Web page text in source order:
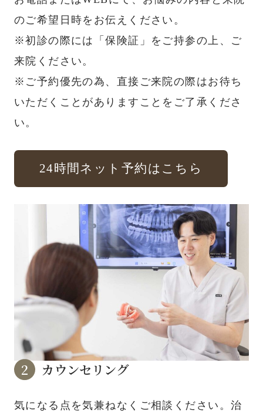
のご希望日時をお伝えください。
※初診の際には「保険証」をご持参の上、ご
来院ください。
※ご予約優先の為、直接ご来院の際はお待ち
いただくことがありますことをご了承くださ
い。
24時間ネット予約はこちら
カウンセリング
気になる点を気兼ねなくご相談ください。治